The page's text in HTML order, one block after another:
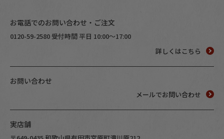
お電話でのお問い合わせ・ご注文
0120-59-2580 受付時間 平日 10:00～17:00
詳しくはこちら
お問い合わせ
メールでお問い合わせ
実店舗